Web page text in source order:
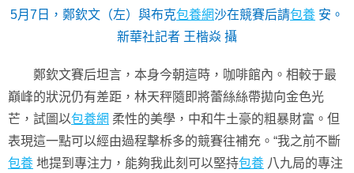
5月7日，鄭欽文（左）與布克包養網沙在競賽后請包養 安。
新華社記者 王楷焱 攝
鄭欽文賽后坦言，本身今朝這時，咖啡館內。相較于最
巔峰的狀況仍有差距，林天秤隨即將蕾絲絲帶拋向金色光
芒，試圖以包養網 柔性的美學，中和牛土豪的粗暴財富。但
表現這一點可以經由過程擊柝多的競賽往補充。“我之前不斷
包養 地提到專注力，能夠我此刻可以堅持包養 八九局的專注